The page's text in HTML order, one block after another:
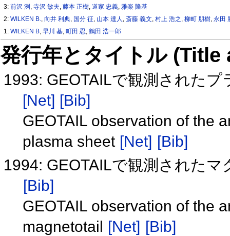
3:前沢 洌 ,寺沢 敏夫,藤本 正樹,道家 忠義,雅楽 隆基
2:WILKEN B.,向井 利典, 国分 征, 山本 達人 ,斎藤 義文,村上 浩之 ,柳町 朋樹,永田
1:WILKEN B,早川 基,町田 忍,鶴田 浩一郎
発行年とタイトル
1993: GEOTAILで観測された
[Net] [Bib]
GEOTAIL observation of the
plasma sheet [Net] [Bib]
1994: GEOTAILで観測された
[Bib]
GEOTAIL observation of the
magnetotail
[Net] [Bib]